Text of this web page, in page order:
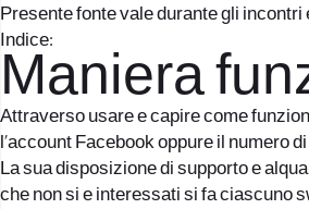
Presente fonte vale durante gli
Indice:
Maniera
Attraverso usare e capire come
l’account Facebook oppure il numero
La sua disposizione di supporto e
che non si e interessati si fa ciascuno